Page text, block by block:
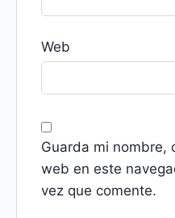
Web
Guarda mi nombre,
web en este
vez que comente.